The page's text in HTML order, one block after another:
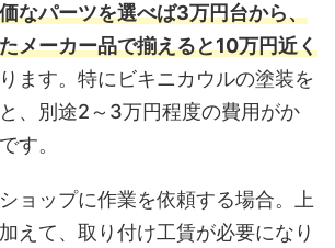
なパーツを選べば3万円台から、
メーカー品で揃えると10万円近く
ます。特にビキニカウルの塗装を
、別途2～3万円程度の費用がか
す。
ョップに作業を依頼する場合。上
えて、取り付け工賃が必要になり